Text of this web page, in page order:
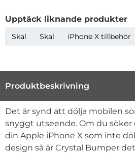
Upptäck liknande produkter
Skal Skal iPhone X tillbehör
Produktbeskrivning
Det är synd att dölja mobilen
snyggt utseende. Om du
din Apple iPhone X som inte
design så är Crystal Bumper